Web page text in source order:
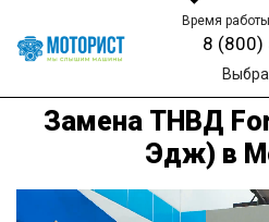
Время
8 (800)
Замена ТНВД
Эдж) в